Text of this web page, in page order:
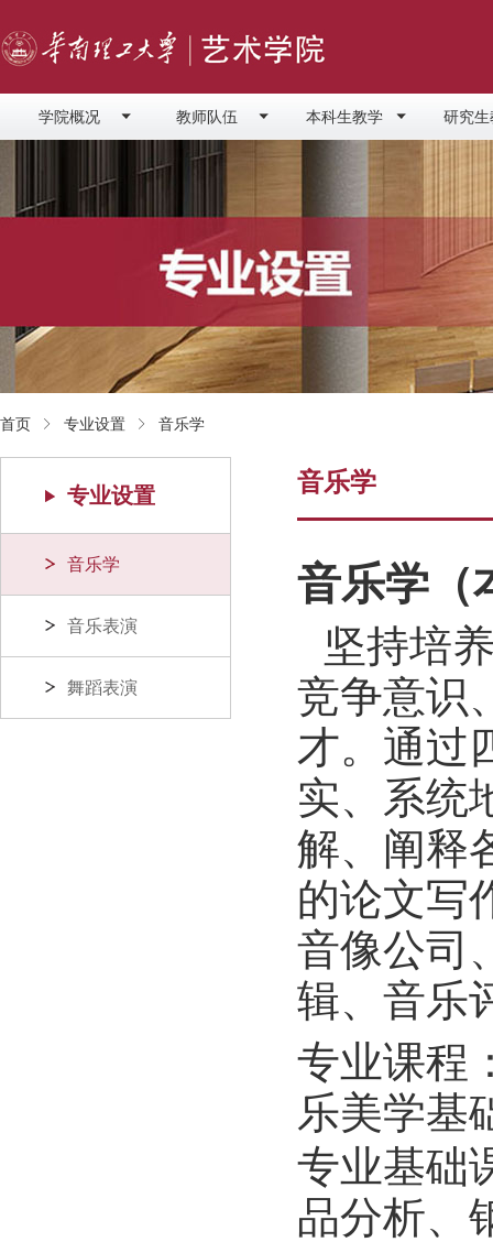
学院概况 教师队伍 本科生教学 研究生
首页 专业设置 音乐学
专业设置
音乐学
音乐表演
舞蹈表演
音乐学
音乐学（
坚持培
竞争意识
才。 通过
实、系统
解、阐释
的论文写
音像公司
辑、音乐
专业课程
乐美学基
专业基础
品分析、